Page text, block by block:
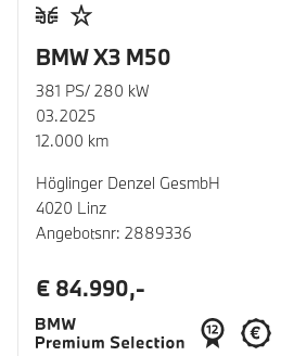
BMW X3 M50
381 PS/ 280 kW
03.2025
12.000 km
Höglinger Denzel GesmbH
4020 Linz
Angebotsnr: 2889336
€ 84.990,-